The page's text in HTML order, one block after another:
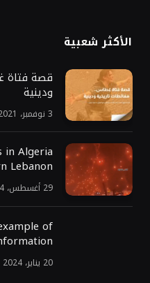
الأكثر شعبية
قصة فتاة
ودينية
3 نوفمبر، 2021
in Algeria
Lebanon
29 أغسطس، 2024
of
20 يناير، 2024